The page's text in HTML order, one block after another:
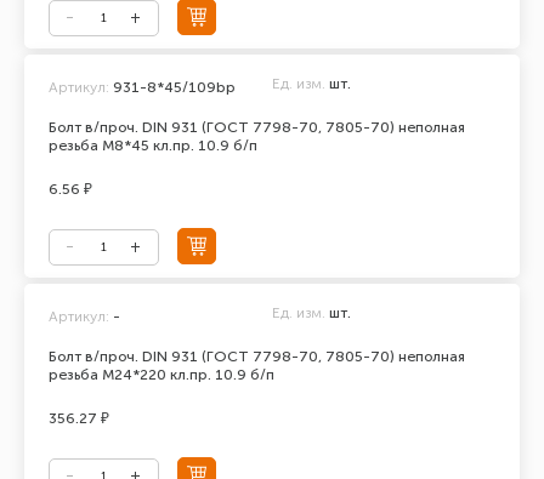
Болт в/проч. DIN 931 (ГОСТ 7798-70, 7805-70) неполная
резьба М8*45 кл.пр. 10.9 б/п
Артикул: 931-8*45/109bp Ед. изм. шт.
6.56 ₽
Болт в/проч. DIN 931 (ГОСТ 7798-70, 7805-70) неполная
резьба М24*220 кл.пр. 10.9 б/п
Артикул: - Ед. изм. шт.
356.27 ₽